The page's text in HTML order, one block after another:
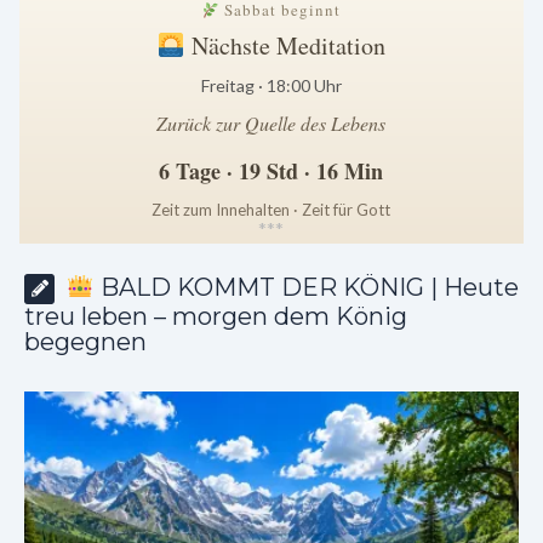
Sabbat beginnt
Nächste Meditation
Freitag · 18:00 Uhr
Zurück zur Quelle des Lebens
6 Tage · 19 Std · 16 Min
Zeit zum Innehalten · Zeit für Gott
***
BALD KOMMT DER KÖNIG | Heute
treu leben – morgen dem König
begegnen